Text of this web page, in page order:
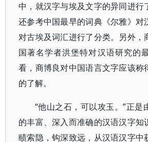
中，就汉字与埃及文字的异同进行
还参考中国最早的词典《尔雅》对
对古埃及词汇进行了分类。另外，
国著名学者洪堡特对汉语研究的
看，商博良对中国语言文字应该称
的了解。
“他山之石，可以攻玉。”正是
的丰富、深入而准确的汉语汉字知
赜索隐，钩深致远，从汉语汉字中